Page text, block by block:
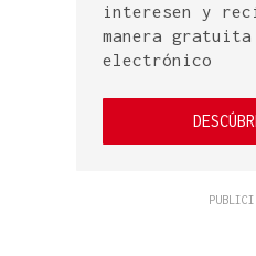
interesen y
manera
electrónico